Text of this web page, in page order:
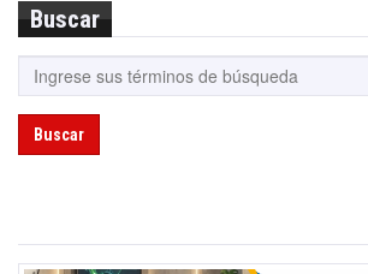
Buscar
Buscar